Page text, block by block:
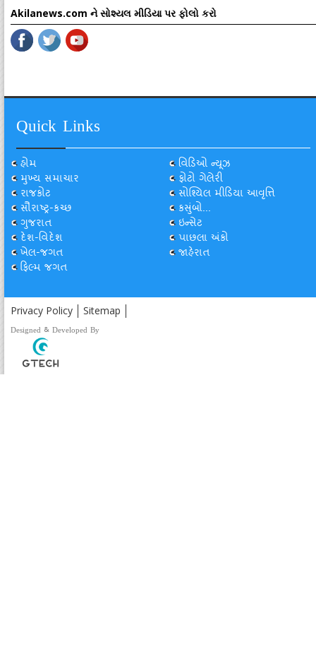
Akilanews.com ને સોશ્યલ મીડિયા પર ફોલો કરો
Quick Links
હોમ
મુખ્ય સમાચાર
રાજકોટ
સૌરાષ્ટ્ર-કચ્છ
ગુજરાત
દેશ-વિદેશ
ખેલ-જગત
ફિલ્મ જગત
વિડિઓ ન્યૂઝ
ફોટો ગેલેરી
સોશ્યિલ મીડિયા આવૃત્તિ
કસુંબો...
ઇન્સેટ
પાછલા અંકો
જાહેરાત
Privacy Policy Sitemap
Designed & Developed By